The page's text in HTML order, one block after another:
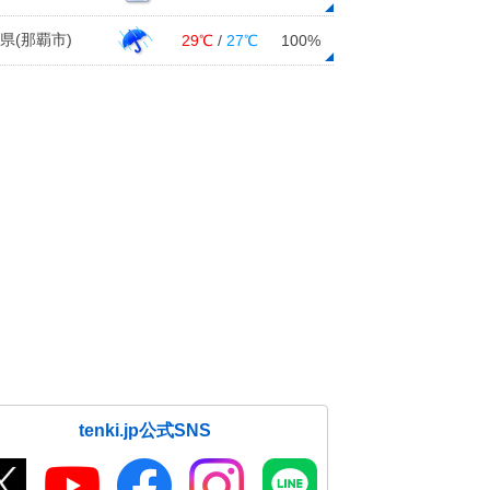
(那覇市) 29℃ / 27℃ 100%
tenki.jp公式SNS